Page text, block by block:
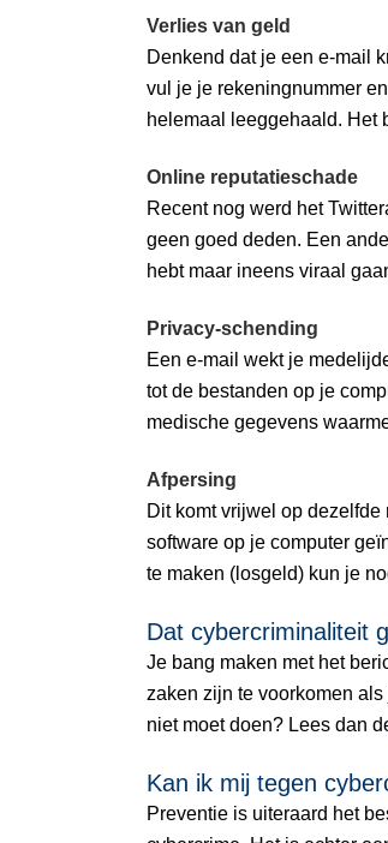
Verlies van geld
Denkend dat je een e-mail
vul je je rekeningnummer
helemaal leeggehaald. Het
Online reputatieschade
Recent nog werd het
geen goed deden. Een
hebt maar ineens viraal
Privacy-schending
Een e-mail wekt je
tot de bestanden op je
medische gegevens
Afpersing
Dit komt vrijwel op
software op je computer
te maken (losgeld) kun je
Dat cybercriminaliteit
Je bang maken met het
zaken zijn te voorkomen
niet moet doen? Lees dan
Kan ik mij tegen
Preventie is uiteraard het